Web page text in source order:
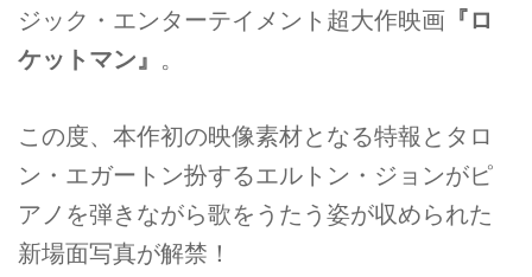
ジック・エンターテイメント超大作映画 『ロ
ケットマン』 。
この度、本作初の映像素材となる特報とタロ
ン・エガートン扮するエルトン・ジョンがピ
アノを弾きながら歌をうたう姿が収められた
新場面写真が解禁！